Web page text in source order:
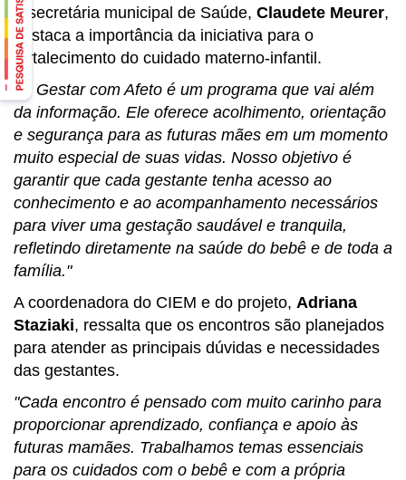
A secretária municipal de Saúde, Claudete Meurer,
destaca a importância da iniciativa para o
fortalecimento do cuidado materno-infantil.
"O Gestar com Afeto é um programa que vai além
da informação. Ele oferece acolhimento, orientação
e segurança para as futuras mães em um momento
muito especial de suas vidas. Nosso objetivo é
garantir que cada gestante tenha acesso ao
conhecimento e ao acompanhamento necessários
para viver uma gestação saudável e tranquila,
refletindo diretamente na saúde do bebê e de toda a
família."
A coordenadora do CIEM e do projeto, Adriana
Staziaki, ressalta que os encontros são planejados
para atender as principais dúvidas e necessidades
das gestantes.
"Cada encontro é pensado com muito carinho para
proporcionar aprendizado, confiança e apoio às
futuras mamães. Trabalhamos temas essenciais
para os cuidados com o bebê e com a própria